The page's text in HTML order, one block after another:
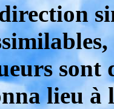
sont
lieu à